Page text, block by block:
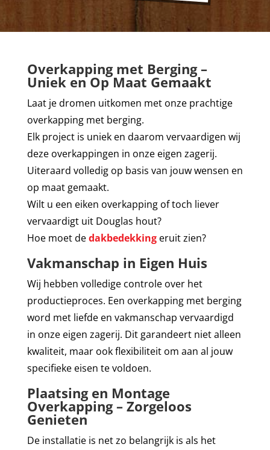
Overkapping met Berging –
Uniek en Op Maat Gemaakt
Laat je dromen uitkomen met onze prachtige
overkapping met berging.
Elk project is uniek en daarom vervaardigen wij
deze overkappingen in onze eigen zagerij.
Uiteraard volledig op basis van jouw wensen en
op maat gemaakt.
Wilt u een eiken overkapping of toch liever
vervaardigt uit Douglas hout?
Hoe moet dedakbedekkingeruit zien?
Vakmanschap in Eigen Huis
Wij hebben volledige controle over het
productieproces. Een overkapping met berging
word met liefde en vakmanschap vervaardigd
in onze eigen zagerij. Dit garandeert niet alleen
kwaliteit, maar ook flexibiliteit om aan al jouw
specifieke eisen te voldoen.
Plaatsing en Montage
Overkapping – Zorgeloos
Genieten
De installatie is net zo belangrijk is als het